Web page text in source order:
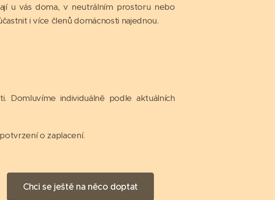
u vás doma, v neutrálním prostoru nebo
i více členů domácnosti najednou.
Domluvíme individuálně podle aktuálních
o zaplacení.
Chci se ještě na něco doptat